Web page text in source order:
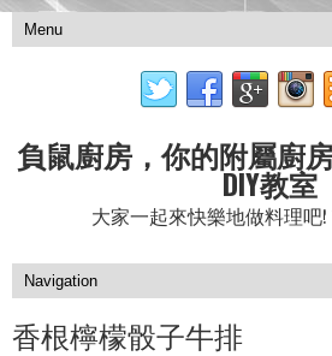
負鼠廚房，你的附屬廚
DIY教室
大家一起來快樂地做料理吧
香根檸檬骰子牛排